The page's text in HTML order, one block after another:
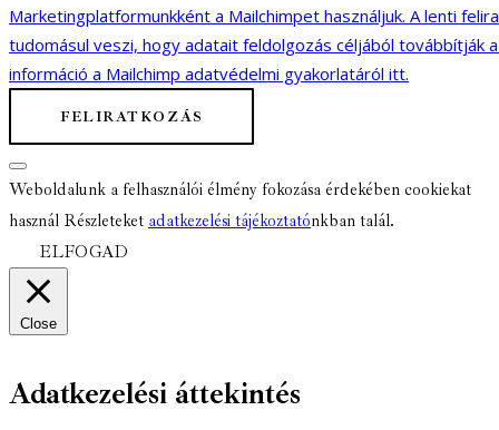
Marketingplatformunkként a Mailchimpet használjuk. A lenti
tudomásul veszi, hogy adatait feldolgozás céljából továbbítják
információ a Mailchimp adatvédelmi gyakorlatáról itt.
Weboldalunk a felhasználói élmény fokozása érdekében cookiekat
használ Részleteket adatkezelési tájékoztatónkban talál.
ELFOGAD
Close
Adatkezelési áttekintés